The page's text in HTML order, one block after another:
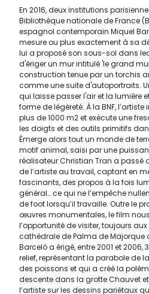
En 2016, deux institutions
Bibliothèque nationale de France
espagnol contemporain Miquel
mesure ou plus exactement à sa
lui a proposé son sous-sol dans
d'ériger un mur intitulé 'le grand
construction tenue par un torchis
comme une suite d'autoportraits.
qui laisse passer l'air et la lumière
forme de légèreté. À la BNF,
plus de 1000 m2 et exécute une
les doigts et des outils primitifs
Émerge alors tout un monde de
motif animal, saisi par une
réalisateur Christian Tran a passé
de l’artiste au travail, captant en
fascinants, des propos à la fois
général… ce qui ne l’empêche
de foot lorsqu’il travaille. Outre le
œuvres monumentales, le film
l’opportunité de visiter, toujours
cathédrale de Palma de Majorque
Barceló a érigé, entre 2001 et
relief, représentant la parabole de
des poissons et qui a créé la
descente dans la grotte Chauvet
l’artiste sur les dessins pariétaux